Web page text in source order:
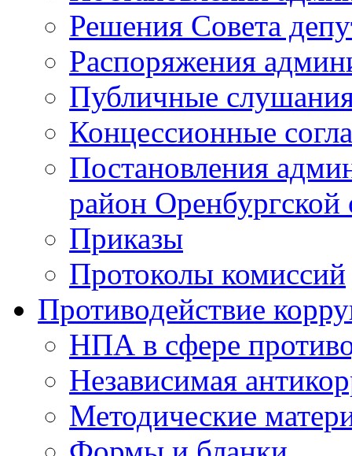
Решения Совета
Распоряжения
Публичные
Концессионные
Постановления
район Оренбургской
Приказы
Протоколы комиссий
Противодействие
НПА в сфере
Независимая
Методические